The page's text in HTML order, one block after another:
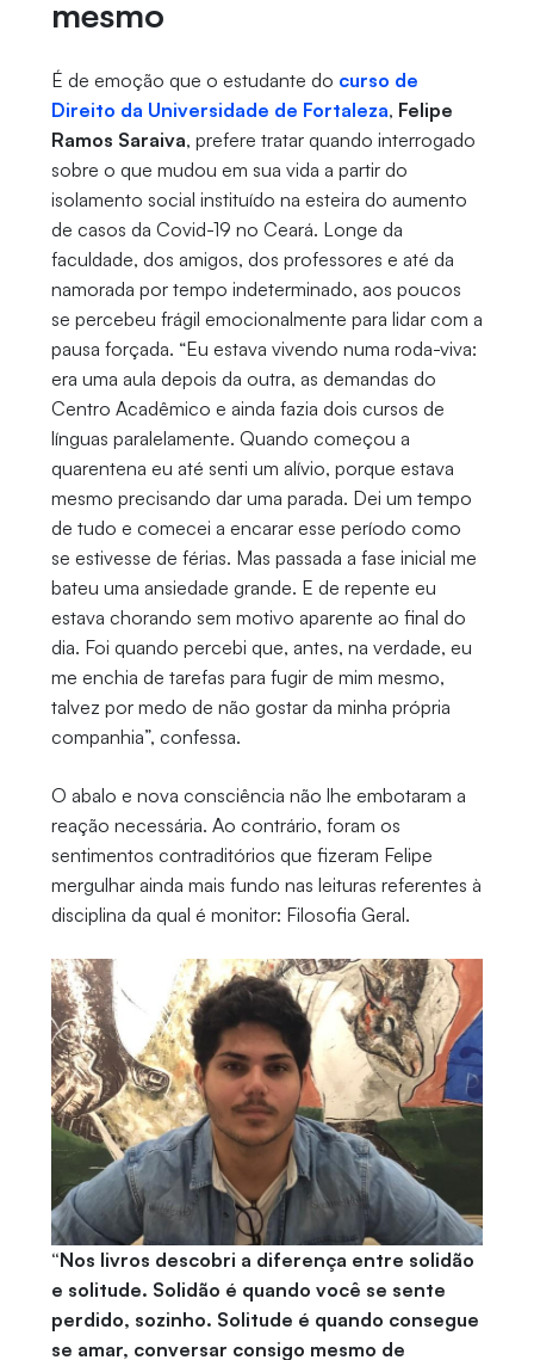
mesmo
É de emoção que o estudante do curso de
Direito da Universidade de Fortaleza, Felipe
Ramos Saraiva, prefere tratar quando interrogado
sobre o que mudou em sua vida a partir do
isolamento social instituído na esteira do aumento
de casos da Covid-19 no Ceará. Longe da
faculdade, dos amigos, dos professores e até da
namorada por tempo indeterminado, aos poucos
se percebeu frágil emocionalmente para lidar com a
pausa forçada. “Eu estava vivendo numa roda-viva:
era uma aula depois da outra, as demandas do
Centro Acadêmico e ainda fazia dois cursos de
línguas paralelamente. Quando começou a
quarentena eu até senti um alívio, porque estava
mesmo precisando dar uma parada. Dei um tempo
de tudo e comecei a encarar esse período como
se estivesse de férias. Mas passada a fase inicial me
bateu uma ansiedade grande. E de repente eu
estava chorando sem motivo aparente ao final do
dia. Foi quando percebi que, antes, na verdade, eu
me enchia de tarefas para fugir de mim mesmo,
talvez por medo de não gostar da minha própria
companhia”, confessa.
O abalo e nova consciência não lhe embotaram a
reação necessária. Ao contrário, foram os
sentimentos contraditórios que fizeram Felipe
mergulhar ainda mais fundo nas leituras referentes à
disciplina da qual é monitor: Filosofia Geral.
“Nos livros descobri a diferença entre solidão
e solitude. Solidão é quando você se sente
perdido, sozinho. Solitude é quando consegue
se amar, conversar consigo mesmo de